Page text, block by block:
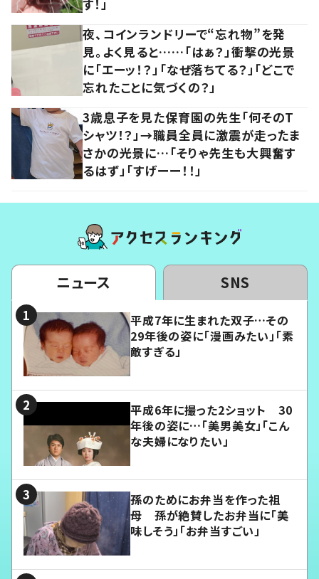
す！」
夜、コインランドリーで“忘れ物”を発
見。よく見ると……「はぁ？」衝撃の光景
に「エーッ！？」「なぜ落ちてる？」「どこで
忘れたことに気づくの？」
3歳息子を見た保育園の先生「何そのT
シャツ！？」→職員全員に激震が走ったま
さかの光景に…「そりゃ先生も大興奮す
るはず」「すげーー！！」
ニュース SNS
平成7年に生まれた双子…その
29年後の姿に「漫画みたい」「素
敵すぎる」
平成6年に撮った2ショット 30
年後の姿に…「美男美女」「こん
な夫婦になりたい」
孫のためにお弁当を作った祖
母 孫が絶賛したお弁当に「美
味しそう」「お弁当すごい」